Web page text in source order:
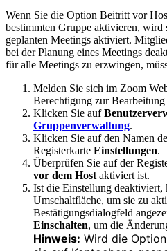
Wenn Sie die Option Beitritt vor
bestimmten Gruppe aktivieren, wird
geplanten Meetings aktiviert.
bei der Planung eines Meetings
für alle Meetings zu erzwingen,
Melden Sie sich im Zoom
Berechtigung zur
Klicken Sie auf
Gruppenverwaltung.
Klicken Sie auf den Namen
Registerkarte Einstellungen.
Überprüfen Sie auf der
vor dem Host aktiviert ist.
Ist die Einstellung deaktiviert,
Umschaltfläche, um sie zu
Bestätigungsdialogfeld
Einschalten, um die
Hinweis: Wird die